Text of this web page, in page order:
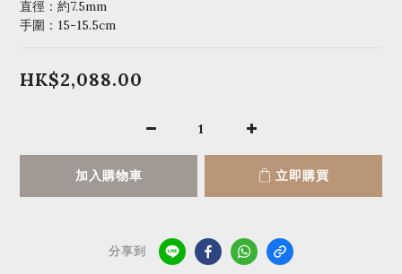
直徑：約7.5mm
手圍：15-15.5cm
HK$2,088.00
加入購物車 立即購買
分享到